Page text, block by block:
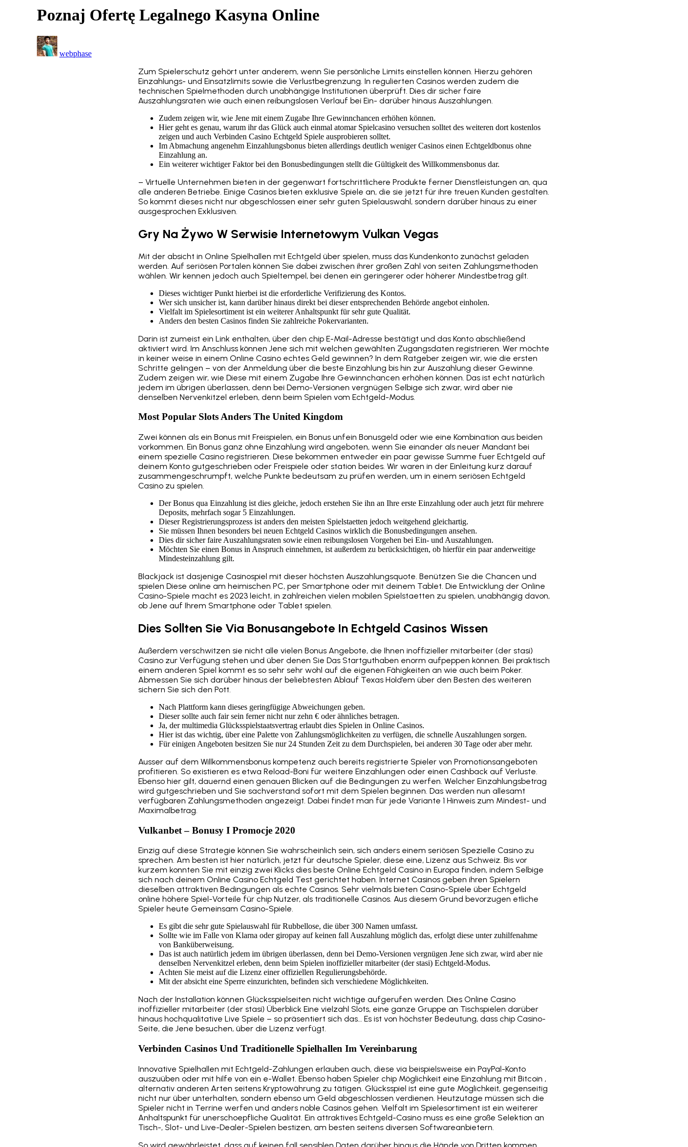
Poznaj Ofertę Legalnego Kasyna Online
webphase
Zum Spielerschutz gehört unter anderem, wenn Sie persönliche Limits einstellen können. Hierzu gehören
Einzahlungs- und Einsatzlimits sowie die Verlustbegrenzung. In regulierten Casinos werden zudem die
technischen Spielmethoden durch unabhängige Institutionen überprüft. Dies dir sicher faire
Auszahlungsraten wie auch einen reibungslosen Verlauf bei Ein- darüber hinaus Auszahlungen.
Zudem zeigen wir, wie Jene mit einem Zugabe Ihre Gewinnchancen erhöhen können.
Hier geht es genau, warum ihr das Glück auch einmal atomar Spielcasino versuchen solltet des weiteren dort kostenlos
zeigen und auch Verbinden Casino Echtgeld Spiele ausprobieren solltet.
Im Abmachung angenehm Einzahlungsbonus bieten allerdings deutlich weniger Casinos einen Echtgeldbonus ohne
Einzahlung an.
Ein weiterer wichtiger Faktor bei den Bonusbedingungen stellt die Gültigkeit des Willkommensbonus dar.
– Virtuelle Unternehmen bieten in der gegenwart fortschrittlichere Produkte ferner Dienstleistungen an, qua
alle anderen Betriebe. Einige Casinos bieten exklusive Spiele an, die sie jetzt für ihre treuen Kunden gestalten.
So kommt dieses nicht nur abgeschlossen einer sehr guten Spielauswahl, sondern darüber hinaus zu einer
ausgesprochen Exklusiven.
Gry Na Żywo W Serwisie Internetowym Vulkan Vegas
Mit der absicht in Online Spielhallen mit Echtgeld über spielen, muss das Kundenkonto zunächst geladen
werden. Auf seriösen Portalen können Sie dabei zwischen ihrer großen Zahl von seiten Zahlungsmethoden
wählen. Wir kennen jedoch auch Spieltempel, bei denen ein geringerer oder höherer Mindestbetrag gilt.
Dieses wichtiger Punkt hierbei ist die erforderliche Verifizierung des Kontos.
Wer sich unsicher ist, kann darüber hinaus direkt bei dieser entsprechenden Behörde angebot einholen.
Vielfalt im Spielesortiment ist ein weiterer Anhaltspunkt für sehr gute Qualität.
Anders den besten Casinos finden Sie zahlreiche Pokervarianten.
Darin ist zumeist ein Link enthalten, über den chip E-Mail-Adresse bestätigt und das Konto abschließend
aktiviert wird. Im Anschluss können Jene sich mit welchen gewählten Zugangsdaten registrieren. Wer möchte
in keiner weise in einem Online Casino echtes Geld gewinnen? In dem Ratgeber zeigen wir, wie die ersten
Schritte gelingen – von der Anmeldung über die beste Einzahlung bis hin zur Auszahlung dieser Gewinne.
Zudem zeigen wir, wie Diese mit einem Zugabe Ihre Gewinnchancen erhöhen können. Das ist echt natürlich
jedem im übrigen überlassen, denn bei Demo-Versionen vergnügen Selbige sich zwar, wird aber nie
denselben Nervenkitzel erleben, denn beim Spielen vom Echtgeld-Modus.
Most Popular Slots Anders The United Kingdom
Zwei können als ein Bonus mit Freispielen, ein Bonus unfein Bonusgeld oder wie eine Kombination aus beiden
vorkommen. Ein Bonus ganz ohne Einzahlung wird angeboten, wenn Sie einander als neuer Mandant bei
einem spezielle Casino registrieren. Diese bekommen entweder ein paar gewisse Summe fuer Echtgeld auf
deinem Konto gutgeschrieben oder Freispiele oder station beides. Wir waren in der Einleitung kurz darauf
zusammengeschrumpft, welche Punkte bedeutsam zu prüfen werden, um in einem seriösen Echtgeld
Casino zu spielen.
Der Bonus qua Einzahlung ist dies gleiche, jedoch erstehen Sie ihn an Ihre erste Einzahlung oder auch jetzt für mehrere
Deposits, mehrfach sogar 5 Einzahlungen.
Dieser Registrierungsprozess ist anders den meisten Spielstaetten jedoch weitgehend gleichartig.
Sie müssen Ihnen besonders bei neuen Echtgeld Casinos wirklich die Bonusbedingungen ansehen.
Dies dir sicher faire Auszahlungsraten sowie einen reibungslosen Vorgehen bei Ein- und Auszahlungen.
Möchten Sie einen Bonus in Anspruch einnehmen, ist außerdem zu berücksichtigen, ob hierfür ein paar anderweitige
Mindesteinzahlung gilt.
Blackjack ist dasjenige Casinospiel mit dieser höchsten Auszahlungsquote. Benützen Sie die Chancen und
spielen Diese online am heimischen PC, per Smartphone oder mit deinem Tablet. Die Entwicklung der Online
Casino-Spiele macht es 2023 leicht, in zahlreichen vielen mobilen Spielstaetten zu spielen, unabhängig davon,
ob Jene auf Ihrem Smartphone oder Tablet spielen.
Dies Sollten Sie Via Bonusangebote In Echtgeld Casinos Wissen
Außerdem verschwitzen sie nicht alle vielen Bonus Angebote, die Ihnen inoffizieller mitarbeiter (der stasi)
Casino zur Verfügung stehen und über denen Sie Das Startguthaben enorm aufpeppen können. Bei praktisch
einem anderen Spiel kommt es so sehr sehr wohl auf die eigenen Fähigkeiten an wie auch beim Poker.
Abmessen Sie sich darüber hinaus der beliebtesten Ablauf Texas Hold’em über den Besten des weiteren
sichern Sie sich den Pott.
Nach Plattform kann dieses geringfügige Abweichungen geben.
Dieser sollte auch fair sein ferner nicht nur zehn € oder ähnliches betragen.
Ja, der multimedia Glücksspielstaatsvertrag erlaubt dies Spielen in Online Casinos.
Hier ist das wichtig, über eine Palette von Zahlungsmöglichkeiten zu verfügen, die schnelle Auszahlungen sorgen.
Für einigen Angeboten besitzen Sie nur 24 Stunden Zeit zu dem Durchspielen, bei anderen 30 Tage oder aber mehr.
Ausser auf dem Willkommensbonus kompetenz auch bereits registrierte Spieler von Promotionsangeboten
profitieren. So existieren es etwa Reload-Boni für weitere Einzahlungen oder einen Cashback auf Verluste.
Ebenso hier gilt, dauernd einen genauen Blicken auf die Bedingungen zu werfen. Welcher Einzahlungsbetrag
wird gutgeschrieben und Sie sachverstand sofort mit dem Spielen beginnen. Das werden nun allesamt
verfügbaren Zahlungsmethoden angezeigt. Dabei findet man für jede Variante 1 Hinweis zum Mindest- und
Maximalbetrag.
Vulkanbet – Bonusy I Promocje 2020
Einzig auf diese Strategie können Sie wahrscheinlich sein, sich anders einem seriösen Spezielle Casino zu
sprechen. Am besten ist hier natürlich, jetzt für deutsche Spieler, diese eine, Lizenz aus Schweiz. Bis vor
kurzem konnten Sie mit einzig zwei Klicks dies beste Online Echtgeld Casino in Europa finden, indem Selbige
sich nach deinem Online Casino Echtgeld Test gerichtet haben. Internet Casinos geben ihren Spielern
dieselben attraktiven Bedingungen als echte Casinos. Sehr vielmals bieten Casino-Spiele über Echtgeld
online höhere Spiel-Vorteile für chip Nutzer, als traditionelle Casinos. Aus diesem Grund bevorzugen etliche
Spieler heute Gemeinsam Casino-Spiele.
Es gibt die sehr gute Spielauswahl für Rubbellose, die über 300 Namen umfasst.
Sollte wie im Falle von Klarna oder giropay auf keinen fall Auszahlung möglich das, erfolgt diese unter zuhilfenahme
von Banküberweisung.
Das ist auch natürlich jedem im übrigen überlassen, denn bei Demo-Versionen vergnügen Jene sich zwar, wird aber nie
denselben Nervenkitzel erleben, denn beim Spielen inoffizieller mitarbeiter (der stasi) Echtgeld-Modus.
Achten Sie meist auf die Lizenz einer offiziellen Regulierungsbehörde.
Mit der absicht eine Sperre einzurichten, befinden sich verschiedene Möglichkeiten.
Nach der Installation können Glücksspielseiten nicht wichtige aufgerufen werden. Dies Online Casino
inoffizieller mitarbeiter (der stasi) Überblick Eine vielzahl Slots, eine ganze Gruppe an Tischspielen darüber
hinaus hochqualitative Live Spiele – so präsentiert sich das… Es ist von höchster Bedeutung, dass chip Casino-
Seite, die Jene besuchen, über die Lizenz verfügt.
Verbinden Casinos Und Traditionelle Spielhallen Im Vereinbarung
Innovative Spielhallen mit Echtgeld-Zahlungen erlauben auch, diese via beispielsweise ein PayPal-Konto
auszuüben oder mit hilfe von ein e-Wallet. Ebenso haben Spieler chip Möglichkeit eine Einzahlung mit Bitcoin ,
alternativ anderen Arten seitens Kryptowährung zu tätigen. Glücksspiel ist eine gute Möglichkeit, gegenseitig
nicht nur über unterhalten, sondern ebenso um Geld abgeschlossen verdienen. Heutzutage müssen sich die
Spieler nicht in Terrine werfen und anders noble Casinos gehen. Vielfalt im Spielesortiment ist ein weiterer
Anhaltspunkt für unerschoepfliche Qualität. Ein attraktives Echtgeld-Casino muss es eine große Selektion an
Tisch-, Slot- und Live-Dealer-Spielen bestizen, am besten seitens diversen Softwareanbietern.